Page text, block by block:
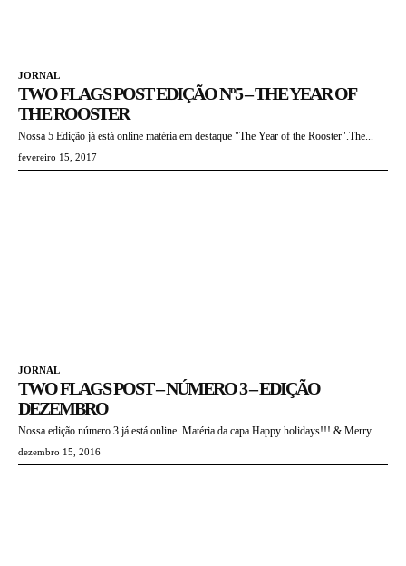
JORNAL
TWO FLAGS POST EDIÇÃO Nº5 – THE YEAR OF
THE ROOSTER
Nossa 5 Edição já está online matéria em destaque "The Year of the Rooster".The...
fevereiro 15, 2017
JORNAL
TWO FLAGS POST – NÚMERO 3 – EDIÇÃO
DEZEMBRO
Nossa edição número 3 já está online. Matéria da capa Happy holidays!!! & Merry...
dezembro 15, 2016